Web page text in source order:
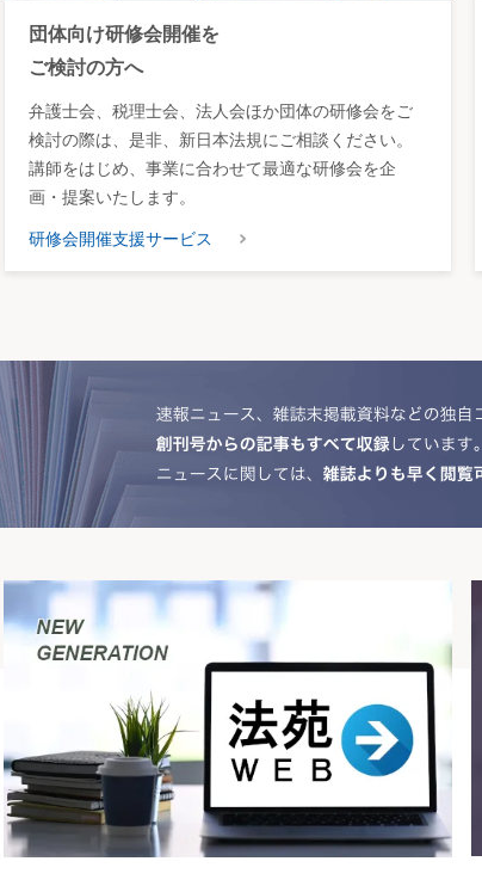
団体向け研修会開催を
ご検討の方へ
弁護士会、税理士会、法人会ほか団体の研修会をご
検討の際は、是非、新日本法規にご相談ください。
講師をはじめ、事業に合わせて最適な研修会を企
画・提案いたします。
研修会開催支援サービス